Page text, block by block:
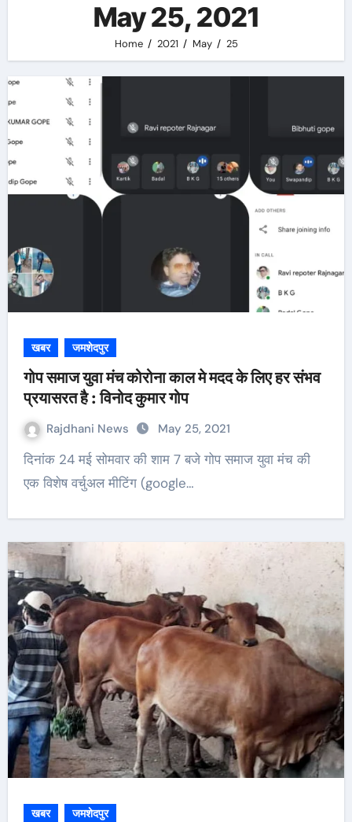
May 25, 2021
Home 2021 May 25
खबर जमशेदपुर
गोप समाज युवा मंच कोरोना काल मे मदद के लिए हर संभव
प्रयासरत है : विनोद कुमार गोप
Rajdhani News May 25, 2021
दिनांक 24 मई सोमवार की शाम 7 बजे गोप समाज युवा मंच की
एक विशेष वर्चुअल मीटिंग (google…
खबर जमशेदपुर